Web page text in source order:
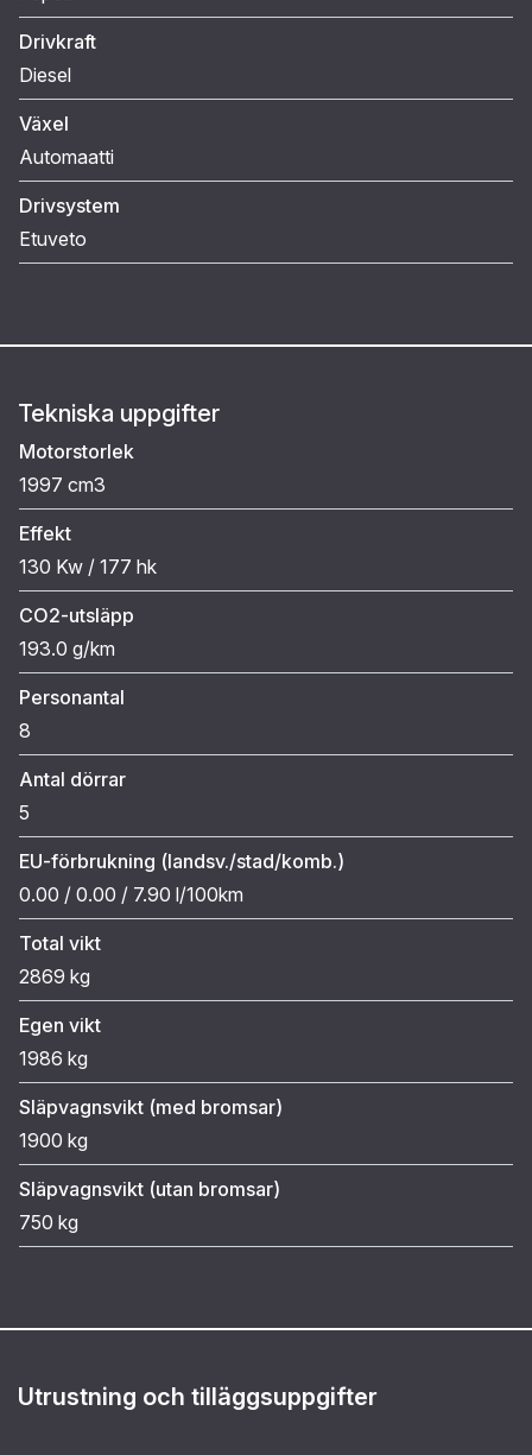
Drivkraft
Diesel
Växel
Automaatti
Drivsystem
Etuveto
Tekniska uppgifter
Motorstorlek
1997 cm3
Effekt
130 Kw / 177 hk
CO2-utsläpp
193.0 g/km
Personantal
8
Antal dörrar
5
EU-förbrukning (landsv./stad/komb.)
0.00 / 0.00 / 7.90 l/100km
Total vikt
2869 kg
Egen vikt
1986 kg
Släpvagnsvikt (med bromsar)
1900 kg
Släpvagnsvikt (utan bromsar)
750 kg
Utrustning och tilläggsuppgifter